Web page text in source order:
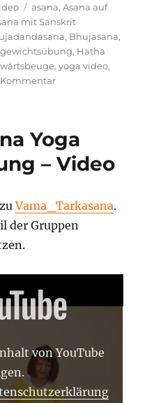
Schlagwörter
asana,Asana auf
mit Sanskrit
, Bhujasana,
, Hatha
,yoga video,
zu
Ausführung
und
Wirkung
Yoga
– Video
Vama_Tarkasana.
der Gruppen
von YouTube